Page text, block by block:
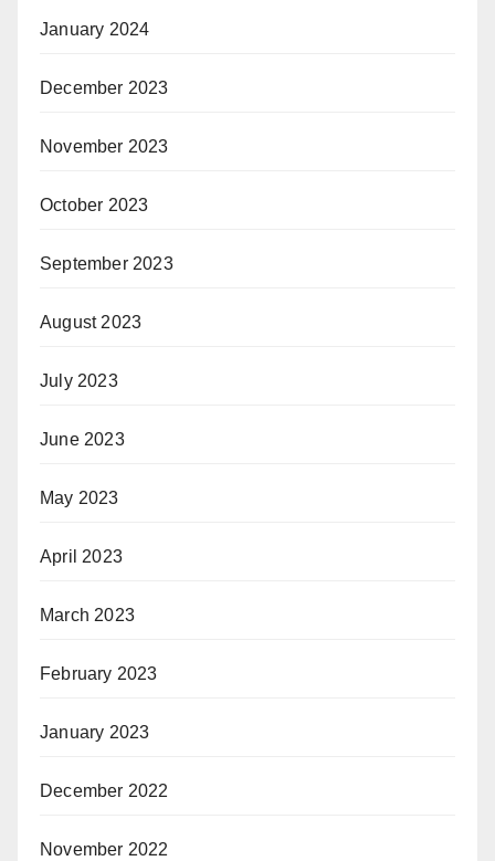
January 2024
December 2023
November 2023
October 2023
September 2023
August 2023
July 2023
June 2023
May 2023
April 2023
March 2023
February 2023
January 2023
December 2022
November 2022